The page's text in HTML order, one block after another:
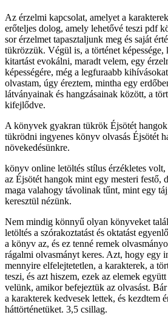
Az érzelmi kapcsolat, amelyet a
erőteljes dolog, amely lehetővé teszi pdf
sor érzelmet tapasztaljunk meg és saját
tükrözzük. Végül is, a történet
kitartást evokálni, maradt velem, egy
képességére, még a legfuraabb
olvastam, úgy éreztem, mintha egy
látványainak és hangzásainak között, a
kifejlődve.
A könyvek gyakran tükrök Éjsötét
tükrödni ingyenes könyv olvasás Éjsötét
növekedésünkre.
könyv online letöltés stílus érzékletes
az Éjsötét hangok mint egy mesteri festő,
maga valahogy távolinak tűnt, mint egy
keresztül nézünk.
Nem mindig könnyű olyan könyveket
letöltés a szórakoztatást és oktatást
a könyv az, és ez tenné remek
rágalmi olvasmányt keres. Azt, hogy egy
mennyire elfelejtetetlen, a karakterek, a
teszi, és azt hiszem, ezek az elemek
velünk, amikor befejeztük az olvasást.
a karakterek kedvesek lettek, és kezdtem
háttörténetüket. 3,5 csillag.